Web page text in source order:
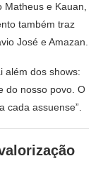
Matheus e Kauan
também traz
José eAmazan
além dos shows:
do nosso povo. O
cada assuense”.